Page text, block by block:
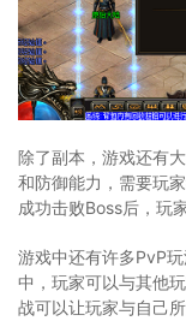
除了副本，游戏还有
和防御能力，需要玩
成功击败Boss后，玩
游戏中还有许多PvP
中，玩家可以与其他
战可以让玩家与自己